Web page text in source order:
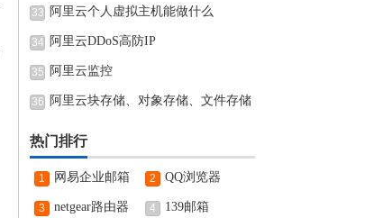
33 阿里云个人虚拟主机能做什么
34 阿里云DDoS高防IP
35 阿里云监控
36 阿里云块存储、对象存储、文件存储
热门排行
1 网易企业邮箱 2 QQ浏览器
3 netgear路由器 4 139邮箱